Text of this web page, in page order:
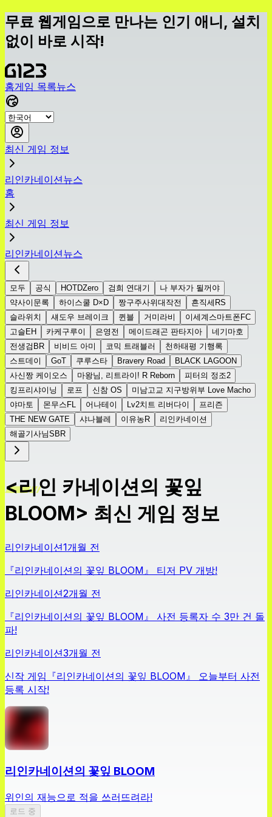
무료 웹게임으로 만나는 인기 애니, 설치
없이 바로 시작!
홈게임 목록뉴스
최신 게임 정보
리인카네이션뉴스
홈
최신 게임 정보
리인카네이션뉴스
모두 공식 HOTDZero 검희 연대기
나 부자가 될꺼야
약사이문록
하이스쿨 D×D 짱구주사위대작전
흔직세RS
슬라위치
섀도우 브레이크 퀸블 거미라비
이세계스마트폰FC
고슬EH
카케구루이 은영전 메이드래곤 판타지아
네기마호
전생검BR
비비드 아미 코믹 트래블러
천하태평 기행록
스트데이
GoT 쿠루스타 Bravery Road
BLACK LAGOON
사신짱 케이오스
마왕님, 리트라이! R Reborn
피터의 정조2
킹프리샤이닝
로프 신참 OS
미남고교 지구방위부 Love Macho
야마토
몬무스FL 어나테이 Lv2치트 리버다이
프리즌
THE NEW GATE
샤나블레 이유농R
리인카네이션
해골기사님SBR
<리인 카네이션의 꽃잎
BLOOM> 최신 게임 정보
리인카네이션1개월 전
『리인카네이션의 꽃잎 BLOOM』 티저 PV 개방!
리인카네이션2개월 전
『리인카네이션의 꽃잎 BLOOM』 사전 등록자 수 3만 건 돌
파!
리인카네이션3개월 전
신작 게임『리인카네이션의 꽃잎 BLOOM』 오늘부터 사전
등록 시작!
리인카네이션의 꽃잎 BLOOM
위인의 재능으로 적을 쓰러뜨려라!
로드 중